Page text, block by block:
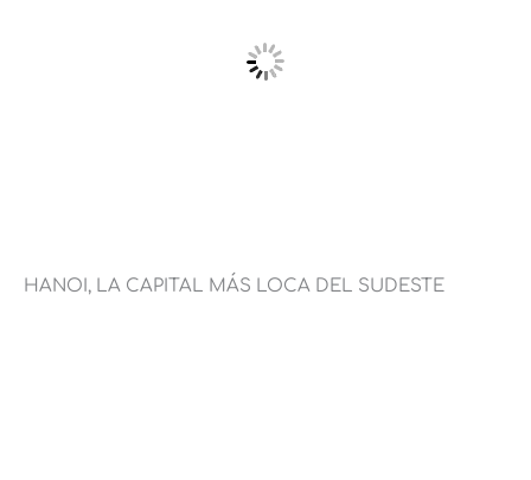
HANOI, LA CAPITAL MÁS LOCA DEL SUDESTE